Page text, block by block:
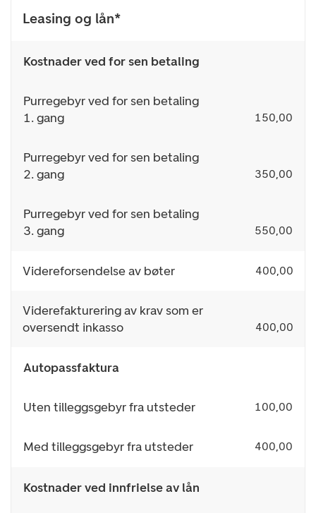
Leasing og lån*
Kostnader ved for sen betaling
Purregebyr ved for sen betaling
1. gang
150,00
Purregebyr ved for sen betaling
2. gang
350,00
Purregebyr ved for sen betaling
3. gang
550,00
Videreforsendelse av bøter 400,00
Viderefakturering av krav som er
oversendt inkasso
400,00
Autopassfaktura
Uten tilleggsgebyr fra utsteder 100,00
Med tilleggsgebyr fra utsteder 400,00
Kostnader ved innfrielse av lån